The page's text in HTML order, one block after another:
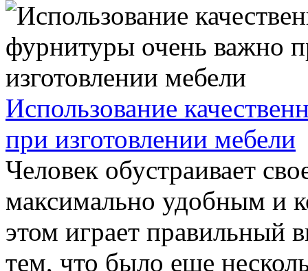
Использование
при изготовлении мебели
Человек обустраивает
максимально удобным и
этом играет правильный
тем, что было еще